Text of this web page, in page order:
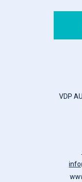
VDP